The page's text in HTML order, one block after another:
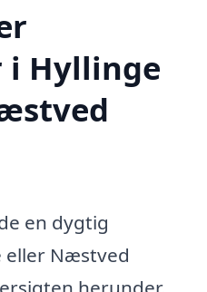
Hyllinge
en dygtig
Næstved